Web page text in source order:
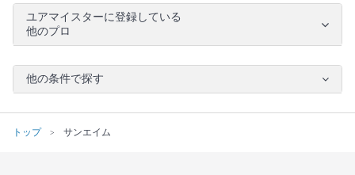
ユアマイスターに登録している
他のプロ
他の条件で探す
トップ サンエイム